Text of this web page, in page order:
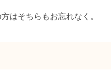
はそちらもお忘れなく。